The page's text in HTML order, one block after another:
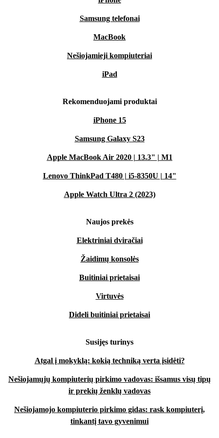
Samsung telefonai
MacBook
Nešiojamieji kompiuteriai
iPad
Rekomenduojami produktai
iPhone 15
Samsung Galaxy S23
Apple MacBook Air 2020 | 13.3" | M1
Lenovo ThinkPad T480 | i5-8350U | 14"
Apple Watch Ultra 2 (2023)
Naujos prekės
Elektriniai dviračiai
Žaidimų konsolės
Buitiniai prietaisai
Virtuvės
Dideli buitiniai prietaisai
Susijęs turinys
Atgal į mokyklą: kokią techniką verta įsidėti?
Nešiojamųjų kompiuterių pirkimo vadovas: išsamus visų tipų
ir prekių ženklų vadovas
Nešiojamojo kompiuterio pirkimo gidas: rask kompiuterį,
tinkantį tavo gyvenimui